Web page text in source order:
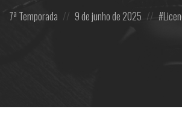
Posted
7ª Temporada
Posted
9 de junho de 2025
Posted